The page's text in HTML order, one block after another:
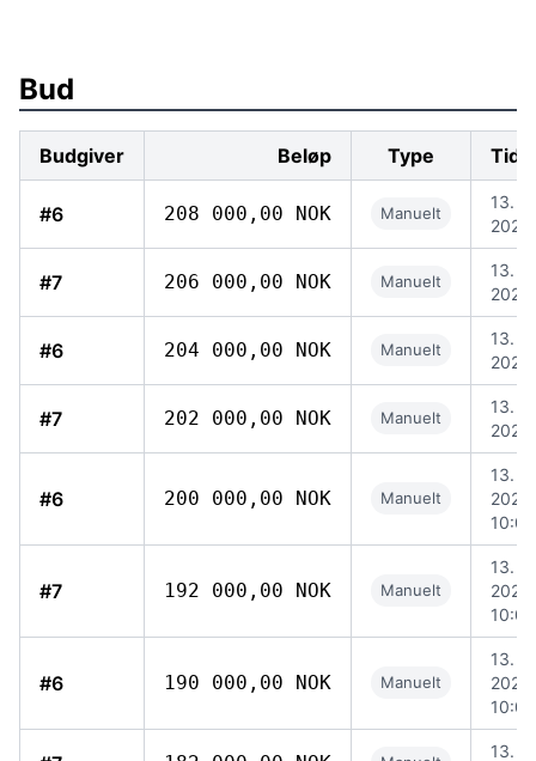
Bud
Budgiver Beløp Type
#6 208 000,00 NOK Manuelt
13.
#7 206 000,00 NOK Manuelt
13.
#6 204 000,00 NOK Manuelt
13.
#7 202 000,00 NOK Manuelt
13.
#6 200 000,00 NOK Manuelt
13.
2026,
10:05
#7 192 000,00 NOK Manuelt
13.
2026,
10:04
#6 190 000,00 NOK Manuelt
13.
2026,
10:03
13.